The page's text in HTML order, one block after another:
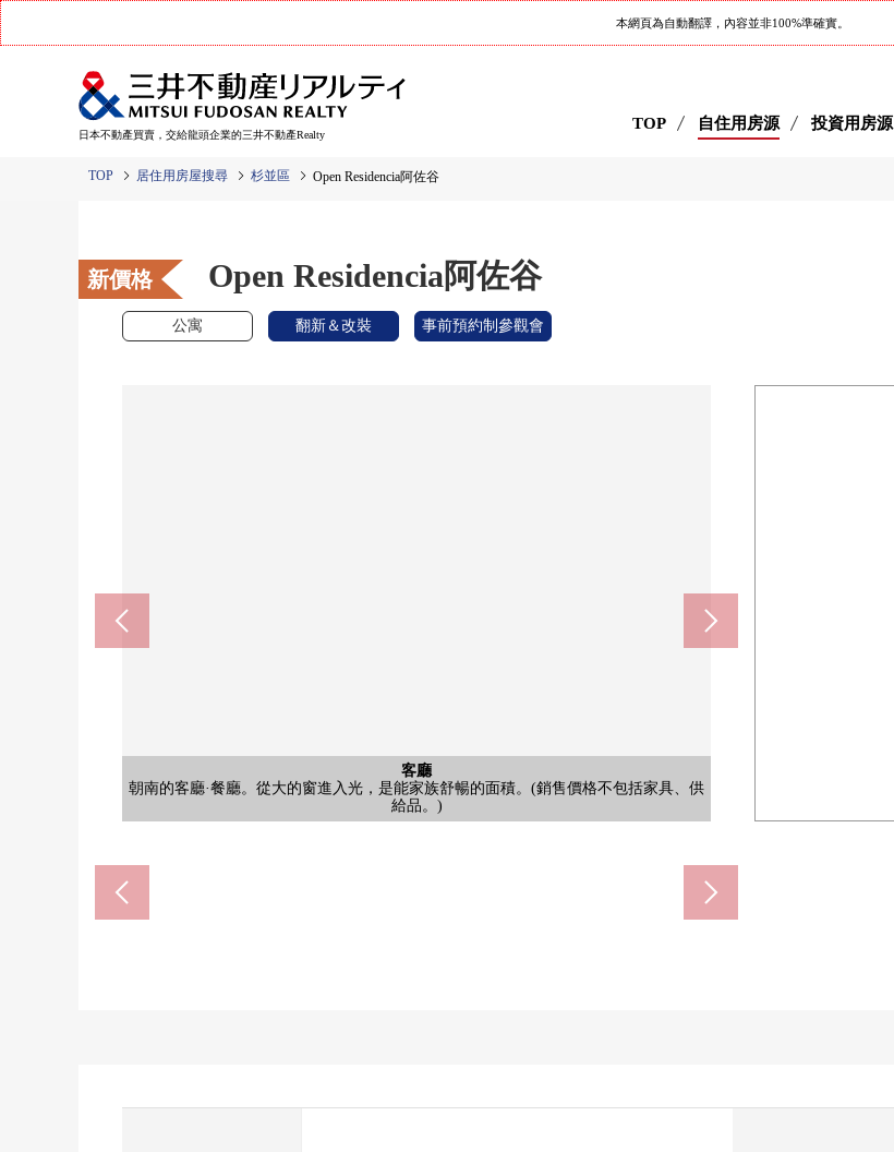
本網頁為自動翻譯，內容並非100%準確實。
日本不動產買賣，交給龍頭企業的三井不動產Realty
TOP 自住用房源 投資用房源
TOP 居住用房屋搜尋 杉並區 Open Residencia阿佐谷
新價格 Open Residencia阿佐谷
公寓 翻新＆改裝 事前預約制參觀會
客廳
朝南的客廳·餐廳。從大的窗進入光，是能家族舒暢的面積。(銷售價格不包括家具、供
給品。)
外觀
2015年2月築。
客廳
客廳
客廳
其他
進入亮的光，是適當小孩室以及愛好空白的空間。(銷售價格不包括家具、供給品。)
廚房
廚房上下收納充實，具有3份爐子和偏大的洗滌槽。(銷售價格不包括家具、供給品。)
廚房
廚房
收納
嵌入式衣櫃。兩側有衣架管子，是能充分收藏衣服的空間。
西式房間
有壁櫥的西式房間。是家具配置容易用天然的地板和簡單的裝修花的空間。
西式房間
西式房間
洗臉
盥洗台有三面鏡的有收納力。
公共汽車
浴室有寬鬆的浴缸和扶手，并且安全性和舒適被考慮。
門口
可動的算式的鞋櫃。
廁所
以白為基調的幹凈的空間。
室內
共有部分
宅配保管櫃。不在時，也能收到行李。
入口
其他
Mansion名
再Ｋｏｓｓ成田東5丁目商店(約430m)
Mybasket阿佐谷南3丁目商店(約390m)
全家便利店杉並成田東5丁目商店(約380m)
阿佐谷南3郵局(約260m)
杉並區立阿佐谷中學(約880m)